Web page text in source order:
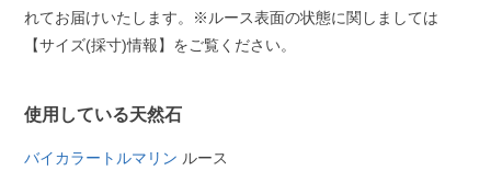
れてお届けいたします。※ルース表面の状態に関しましては
【サイズ(採寸)情報】をご覧ください。
使用している天然石
バイカラートルマリン ルース